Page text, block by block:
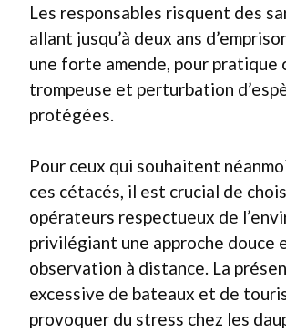
Les responsables risquent des
allant jusqu’à deux ans
une forte amende, pour pratique
trompeuse et perturbation
protégées.
Pour ceux qui souhaitent
ces cétacés, il est crucial de
opérateurs respectueux de
privilégiant une approche douce
observation à distance. La
excessive de bateaux et de
provoquer du stress chez les